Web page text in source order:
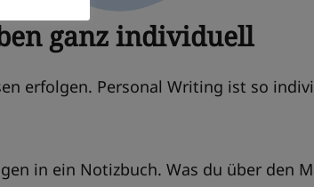
ganz individuell
erfolgen. Personal Writing ist so
in ein Notizbuch. Was du über den